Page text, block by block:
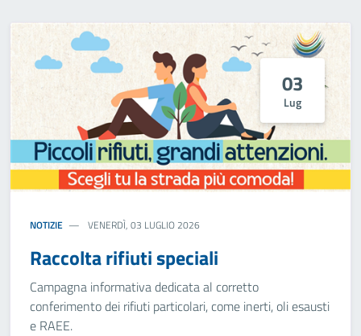
03
Lug
NOTIZIE VENERDÌ, 03 LUGLIO 2026
Raccolta rifiuti speciali
Campagna informativa dedicata al corretto
conferimento dei rifiuti particolari, come inerti, oli esausti
e RAEE.